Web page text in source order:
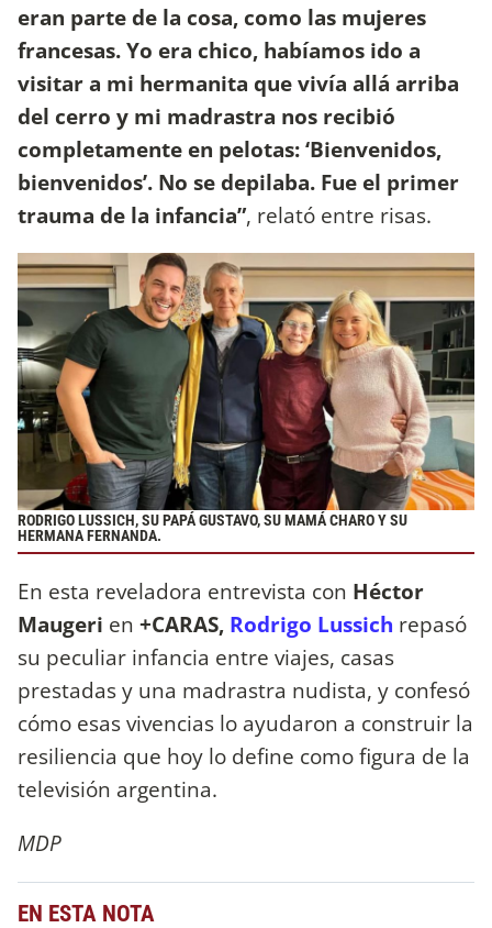
eran parte de la cosa, como las mujeres
francesas. Yo era chico, habíamos ido a
visitar a mi hermanita que vivía allá arriba
del cerro y mi madrastra nos recibió
completamente en pelotas: ‘Bienvenidos,
bienvenidos’. No se depilaba. Fue el primer
trauma de la infancia”, relató entre risas.
RODRIGO LUSSICH, SU PAPÁ GUSTAVO, SU MAMÁ CHARO Y SU
HERMANA FERNANDA.
En esta reveladora entrevista con Héctor
Maugeri en +CARAS, Rodrigo Lussich repasó
su peculiar infancia entre viajes, casas
prestadas y una madrastra nudista, y confesó
cómo esas vivencias lo ayudaron a construir la
resiliencia que hoy lo define como figura de la
televisión argentina.
MDP
EN ESTA NOTA